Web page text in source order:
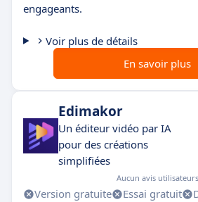
engageants.
Voir plus de détails
En savoir plus
Edimakor
Un éditeur vidéo par IA
pour des créations
simplifiées
Aucun avis utilisateurs
Version gratuite Essai gratuit